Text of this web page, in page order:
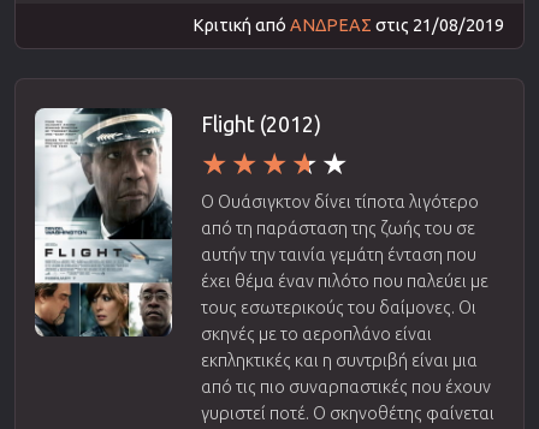
Κριτική από ΑΝΔΡΕΑΣ στις 21/08/2019
Flight (2012)
Ο Ουάσιγκτον δίνει τίποτα λιγότερο
από τη παράσταση της ζωής του σε
αυτήν την ταινία γεμάτη ένταση που
έχει θέμα έναν πιλότο που παλεύει με
τους εσωτερικούς του δαίμονες. Οι
σκηνές με το αεροπλάνο είναι
εκπληκτικές και η συντριβή είναι μια
από τις πιο συναρπαστικές που έχουν
γυριστεί ποτέ. Ο σκηνοθέτης φαίνεται